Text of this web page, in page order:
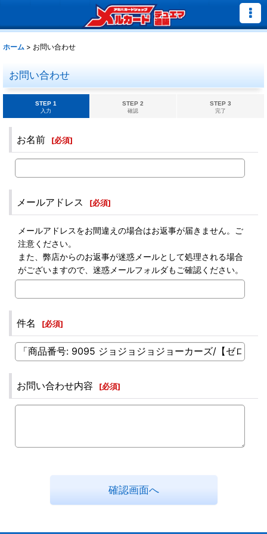
ホーム > お問い合わせ
お問い合わせ
STEP 1
入力
STEP 2
確認
STEP 3
完了
お名前 [必須]
メールアドレス [必須]
メールアドレスをお間違えの場合はお返事が届きません。ご
注意ください。
また、弊店からのお返事が迷惑メールとして処理される場合
がございますので、迷惑メールフォルダもご確認ください。
件名 [必須]
お問い合わせ内容 [必須]
確認画面へ